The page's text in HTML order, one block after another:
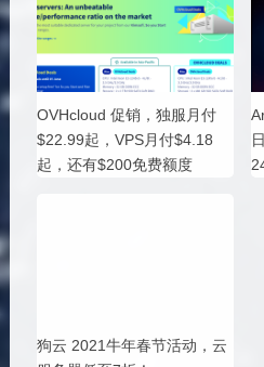
OVHcloud 促销，独服月付
$22.99起，VPS月付$4.18
起，还有$200免费额度
狗云 2021牛年春节活动，云